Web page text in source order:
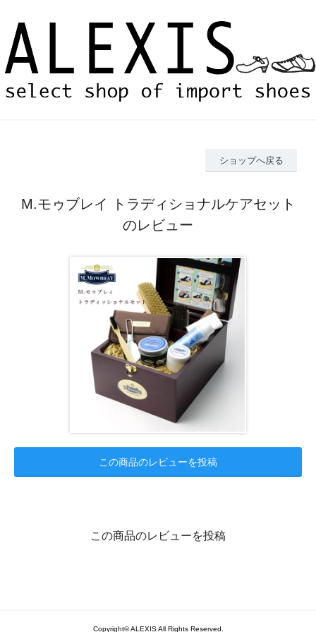
ショップへ戻る
M.モゥブレイ トラディショナルケアセット
のレビュー
この商品のレビューを投稿
この商品のレビューを投稿
Copyright© ALEXIS All Rights Reserved.